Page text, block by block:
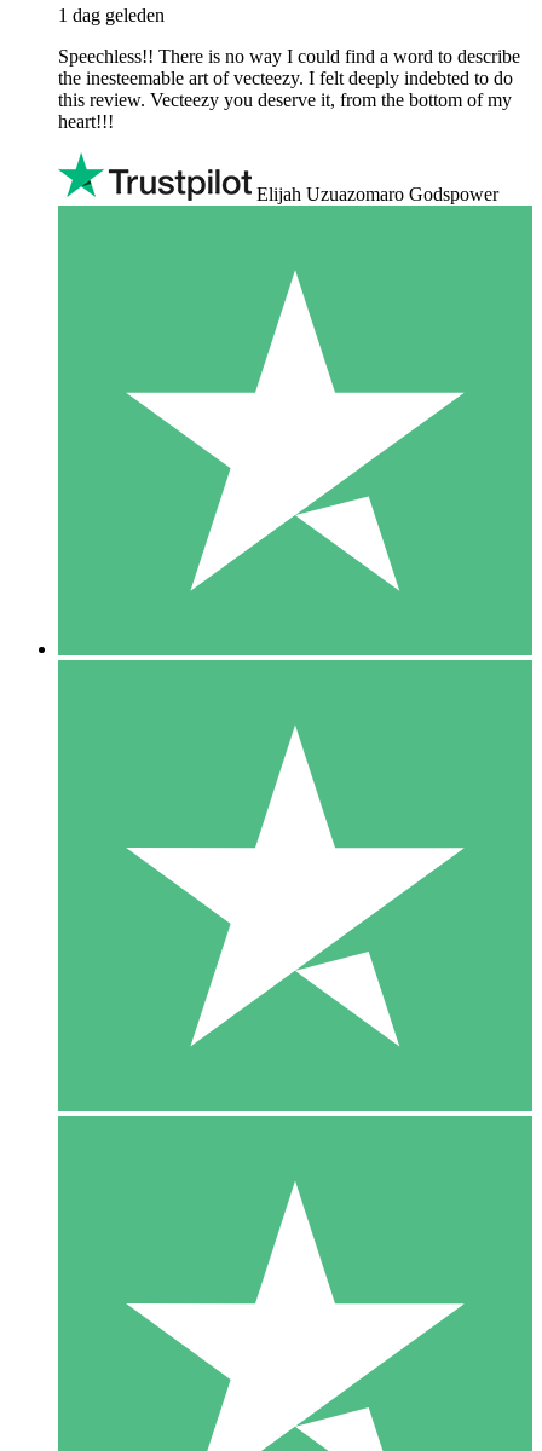
1 dag geleden
Speechless!! There is no way I could find a word to describe
the inesteemable art of vecteezy. I felt deeply indebted to do
this review. Vecteezy you deserve it, from the bottom of my
heart!!!
Elijah Uzuazomaro Godspower